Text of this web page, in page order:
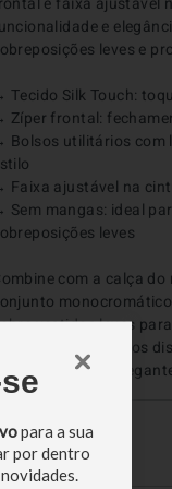
para a sua
por dentro
e
leves e
Tecido Silk Touch:
Zíper frontal:
Bolsos utilitários com
Faixa ajustável na
Sem mangas: ideal
leves
com a calça
vestidos leves
em acessórios
clean e
Liocel